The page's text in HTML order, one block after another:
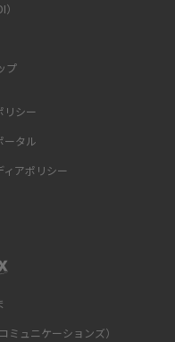
い時の原因と対処法9選！設定の確
ットとは？iPhone・Androidの設定
？LINE、X（旧Twitter）、Instagram
送り方は？便利機能の使い方や注意
Wi-Fiとの違いやスマホ・PCとの接続
プ
リシー
ータル
ィアポリシー
ミュニケーションズ）